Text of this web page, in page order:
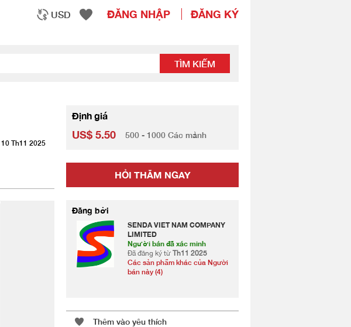
USD ĐĂNG NHẬP ĐĂNG KÝ
TÌM KIẾM
10 Th11 2025
Định giá
US$ 5.50 500 - 1000 Các mảnh
HỎI THĂM NGAY
Đăng bởi
SENDA VIET NAM COMPANY
LIMITED
Người bán đã xác minh
Đã đăng ký từ Th11 2025
Các sản phẩm khác của Người
bán này (4)
Thêm vào yêu thích